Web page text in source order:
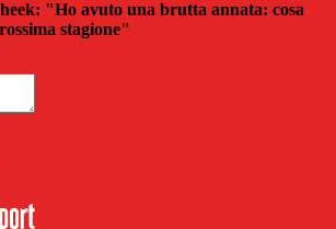
"Ho avuto una brutta annata: cosa
stagione"